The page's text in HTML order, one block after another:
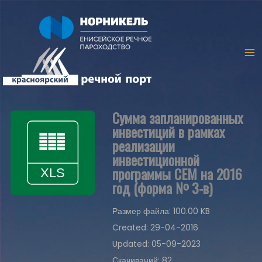
Сумма запланированных
инвестиций в рамках
реализации
инвестиционной
программы СЕМ на 2016
год (форма № 3-в)
Размер файла: 100.00 KB
Created: 29-04-2016
Updated: 05-09-2023